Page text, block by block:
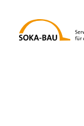
SOKA-BAU